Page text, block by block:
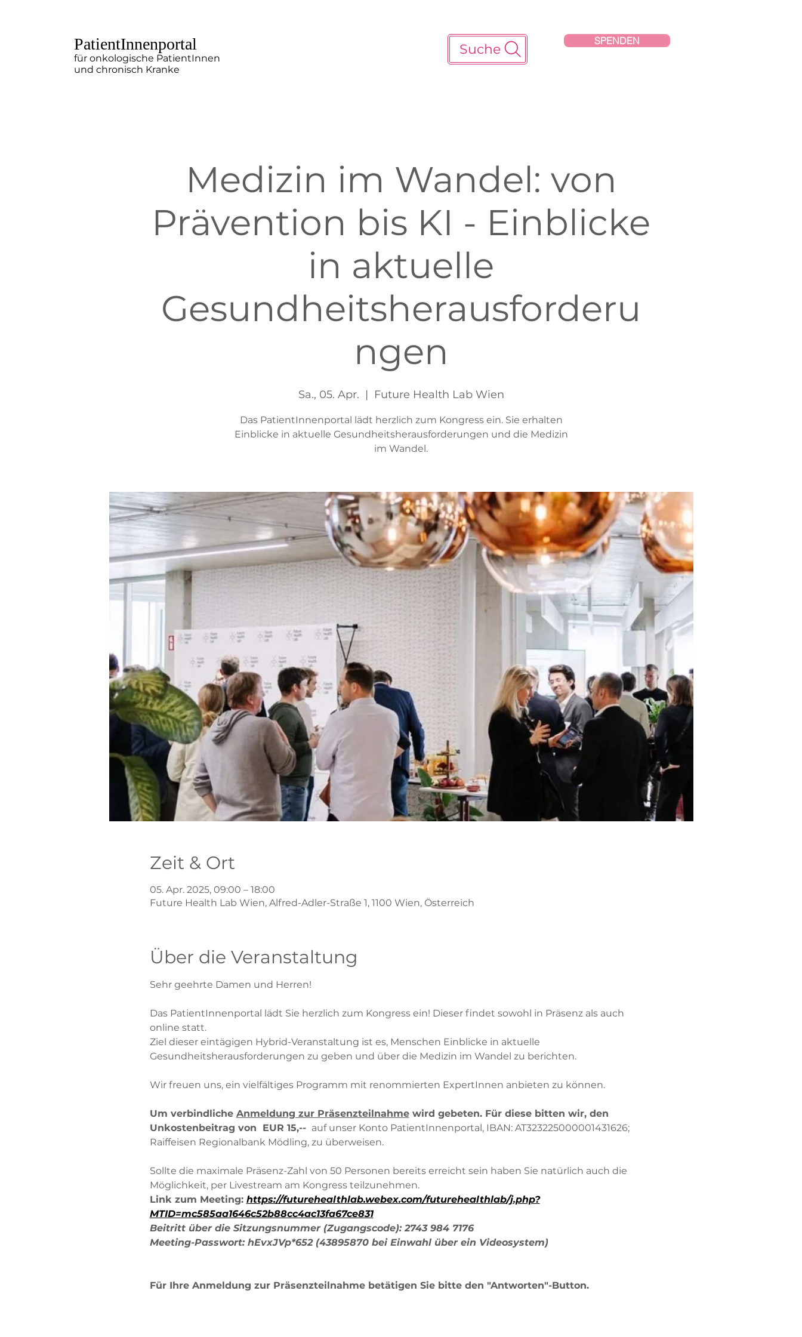
PatientInnenportal
für onkologische PatientInnen
und chronisch Kranke
Suche
SPENDEN
Medizin im Wandel: von
Prävention bis KI - Einblicke
in aktuelle
Gesundheitsherausforderu
ngen
Sa., 05. Apr.
  |
Future Health Lab Wien
Das PatientInnenportal lädt herzlich zum Kongress ein. Sie erhalten
Einblicke in aktuelle Gesundheitsherausforderungen und die Medizin
im Wandel.
Zeit & Ort
05. Apr. 2025, 09:00 – 18:00
Future Health Lab Wien, Alfred-Adler-Straße 1, 1100 Wien, Österreich
Über die Veranstaltung
Sehr geehrte Damen und Herren!
Das PatientInnenportal lädt Sie herzlich zum Kongress ein! Dieser findet sowohl in Präsenz als auch
online statt.
Ziel dieser eintägigen Hybrid-Veranstaltung ist es, Menschen Einblicke in aktuelle
Gesundheitsherausforderungen zu geben und über die Medizin im Wandel zu berichten.
Wir freuen uns, ein vielfältiges Programm mit renommierten ExpertInnen anbieten zu können.
Um verbindliche Anmeldung zur Präsenzteilnahme wird gebeten. Für diese bitten wir, den
Unkostenbeitrag von  EUR 15,-- auf unser Konto PatientInnenportal, IBAN: AT323225000001431626;
Raiffeisen Regionalbank Mödling, zu überweisen.
Sollte die maximale Präsenz-Zahl von 50 Personen bereits erreicht sein haben Sie natürlich auch die
Möglichkeit, per Livestream am Kongress teilzunehmen.
Link zum Meeting: https://futurehealthlab.webex.com/futurehealthlab/j.php?
MTID=mc585aa1646c52b88cc4ac13fa67ce831
Beitritt über die Sitzungsnummer (Zugangscode): 2743 984 7176
Meeting-Passwort: hEvxJVp*652 (43895870 bei Einwahl über ein Videosystem)
Für Ihre Anmeldung zur Präsenzteilnahme betätigen Sie bitte den "Antworten"-Button.